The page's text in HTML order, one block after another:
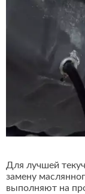
Для лучшей
замену
выполняют на